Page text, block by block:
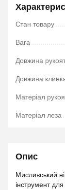
Стан товару
Вага
Довжина
Довжина
Матеріал
Матеріал леза
Опис
Мисливський
інструмент